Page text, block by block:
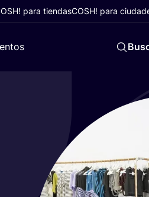
para tiendasCOSH! para